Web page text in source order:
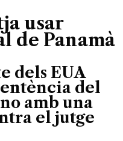
usar
de Panamà
dels EUA
del
amb una
el jutge